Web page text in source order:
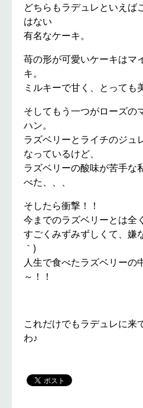
どちらもラデュレといえば
はない
有名なケーキ。
苺の形が可愛いケーキはマ
キ。
ミルキーで甘く、とっても
そしてもう一つがローズの
ハン。
ラズベリーとライチのジュ
なっているけど、
ラズベリーの酸味が苦手な
べた、、、
そしたら衝撃！！
今までのラズベリーとは全
すごくみずみずしくて、嫌
｀)
人生で食べたラズベリーの
～！！
これだけでもラデュレに来
わ♪